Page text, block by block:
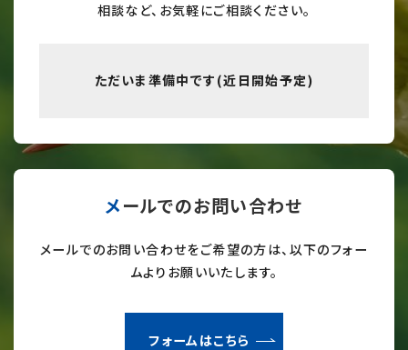
相談など、お気軽にご相談ください。
ただいま準備中です(近日開始予定)
メールでのお問い合わせ
メールでのお問い合わせをご希望の方は、以下のフォー
ムよりお願いいたします。
フォームはこちら